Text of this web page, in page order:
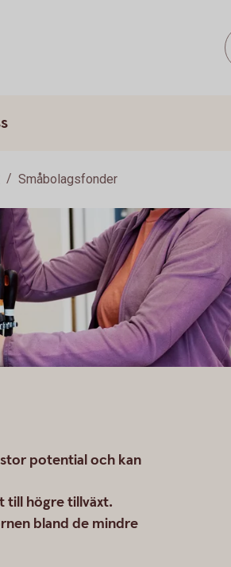
Småbolagsfonder
potential och kan
till högre tillväxt.
bland de mindre